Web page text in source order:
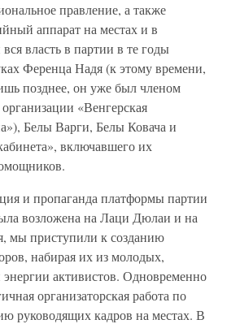
правление, а также
аппарат на местах и в
власть в партии в те годы
Ференца Надя (к этому времени,
позднее, он уже был членом
«Венгерская
Белы Варги, Белы Ковача и
включавшего их
и пропаганда платформы партии
возложена на Лаци Дюлаи и на
мы приступили к созданию
набирая их из молодых,
активистов. Одновременно
организаторская работа по
руководящих кадров на местах. В